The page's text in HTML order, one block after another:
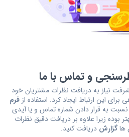
و تماس با ما
نیاز به دریافت نظرات مشتریان خود
این ارتباط ایجاد کرد. استفاده از فرم
نسبت به قرار دادن شماره تماس و یا آیدی
بوده زیرا علاوه بر دریافت دقیق نظرات
هاگزارش دریافت کنید.